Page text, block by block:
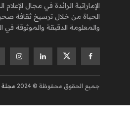
الإماراتية الرائدة في مجال
الحياة من خلال ترسيخ ثقافة
والمعلومة الدقيقة والموثوقة
جميع الحقوق محفوظة © 2024